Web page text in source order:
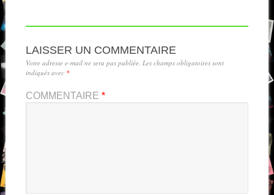
LAISSER UN COMMENTAIRE
Votre adresse e-mail ne sera pas publiée. Les champs obligatoires sont
indiqués avec *
COMMENTAIRE *